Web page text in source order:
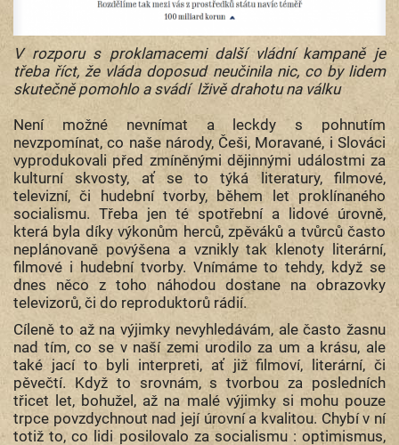
V rozporu s proklamacemi další vládní kampaně je
třeba říct, že vláda doposud neučinila nic, co by lidem
skutečně pomohlo a svádí lživě drahotu na válku
Není možné nevnímat a leckdy s pohnutím
nevzpomínat, co naše národy, Češi, Moravané, i Slováci
vyprodukovali před zmíněnými dějinnými událostmi za
kulturní skvosty, ať se to týká literatury, filmové,
televizní, či hudební tvorby, během let proklínaného
socialismu. Třeba jen té spotřební a lidové úrovně,
která byla díky výkonům herců, zpěváků a tvůrců často
neplánovaně povýšena a vznikly tak klenoty literární,
filmové i hudební tvorby. Vnímáme to tehdy, když se
dnes něco z toho náhodou dostane na obrazovky
televizorů, či do reproduktorů rádií.
Cíleně to až na výjimky nevyhledávám, ale často žasnu
nad tím, co se v naší zemi urodilo za um a krásu, ale
také jací to byli interpreti, ať již filmoví, literární, či
pěvečtí. Když to srovnám, s tvorbou za posledních
třicet let, bohužel, až na malé výjimky si mohu pouze
trpce povzdychnout nad její úrovní a kvalitou. Chybí v ní
totiž to, co lidi posilovalo za socialismu : optimismus,